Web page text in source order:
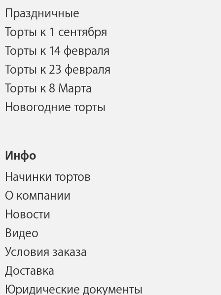
Праздничные
Торты к 1 сентября
Торты к 14 февраля
Торты к 23 февраля
Торты к 8 Марта
Новогодние торты
Инфо
Начинки тортов
О компании
Новости
Видео
Условия заказа
Доставка
Юридические документы